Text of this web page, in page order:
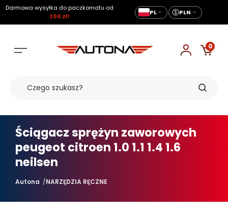
Darmowa wysyłka do paczkomatu od
200 zł!
PL PLN
0
Ściągacz sprężyn zaworowych
peugeot citroen 1.0 1.1 1.4 1.6
neilsen
Autona NARZĘDZIA RĘCZNE